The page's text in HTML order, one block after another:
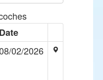
Date
02/2026